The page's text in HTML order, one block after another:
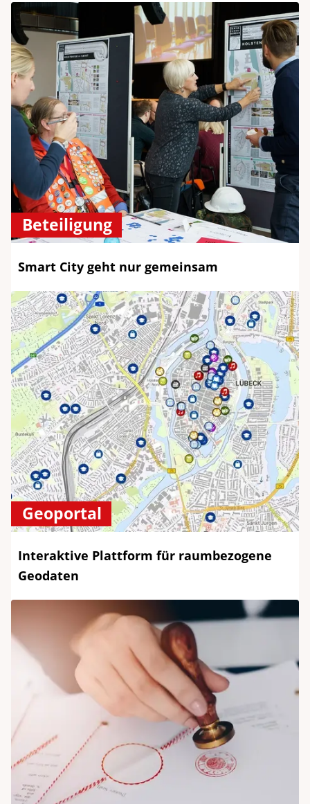
Beteiligung
Smart City geht nur gemeinsam
Geoportal
Interaktive Plattform für raumbezogene
Geodaten